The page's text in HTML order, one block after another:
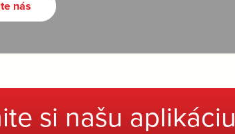
nás
si našu aplikáciu